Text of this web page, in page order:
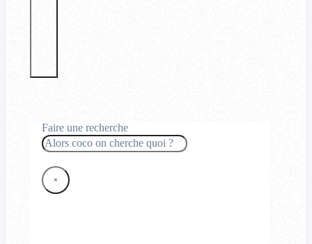
Faire une recherche
Rechercher
×